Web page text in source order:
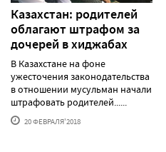
Казахстан: родителей
облагают штрафом за
дочерей в хиджабах
В Казахстане на фоне
ужесточения законодательства
в отношении мусульман начали
штрафовать родителей......
20 ФЕВРАЛЯ'2018